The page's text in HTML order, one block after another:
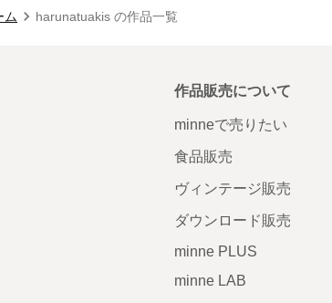
ム harunatuakis の作品一覧
作品販売について
minneで売りたい
食品販売
ヴィンテージ販売
ダウンロード販売
minne PLUS
minne LAB